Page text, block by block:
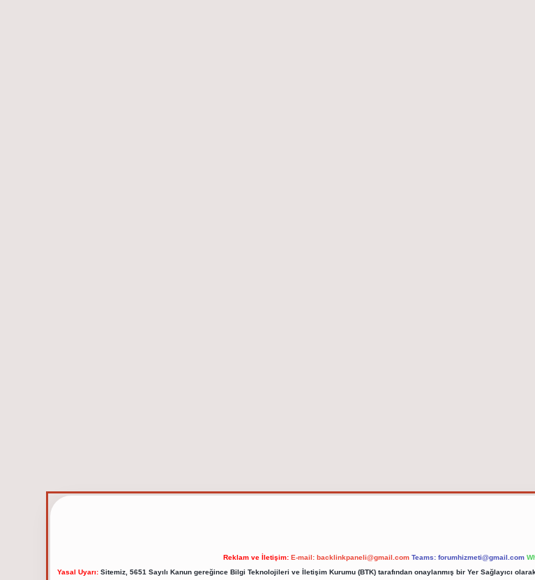
Reklam ve İletişim: E-mail: backlinkpaneli@gmail.com Teams: forumhizmeti@gmail.com
Yasal Uyarı:Sitemiz, 5651 Sayılı Kanun gereğince Bilgi Teknolojileri ve İletişim Kurumu (BTK) tarafından onaylanmış bir Yer Sağlayıcı